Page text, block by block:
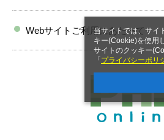
当サイトでは、サイ
キー(Cookie)を使用
サイトのクッキー
「 プライバシーポリ
Webサイトご利用にあたって